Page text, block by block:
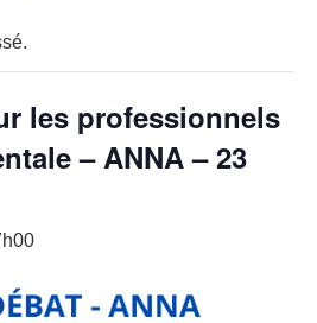
les professionnels
– ANNA – 23